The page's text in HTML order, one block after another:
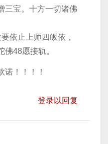
三宝。十方一切诸佛
依止上师四皈依，
48愿接轨。
诺！！！！
登录以回复